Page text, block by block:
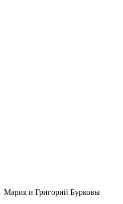
Мария и Григорий Бурковы